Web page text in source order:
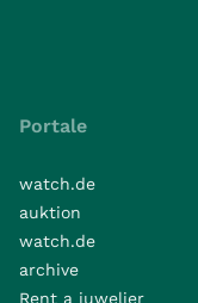
Portale
watch.de
auktion
watch.de
archive
Rent a juwelier